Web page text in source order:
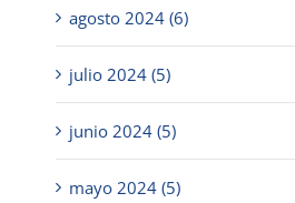
agosto 2024 (6)
julio 2024 (5)
junio 2024 (5)
mayo 2024 (5)